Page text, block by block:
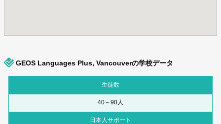
GEOS Languages Plus, Vancouverの学校データ
生徒数
40～90人
日本人サポート